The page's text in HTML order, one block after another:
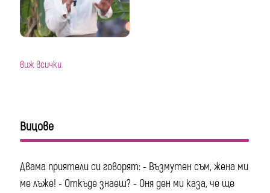
виж всички
Вицове
Двама приятели си говорят: - Възмутен съм, жена ми
ме лъже! - Откъде знаеш? - Оня ден ми каза, че ще